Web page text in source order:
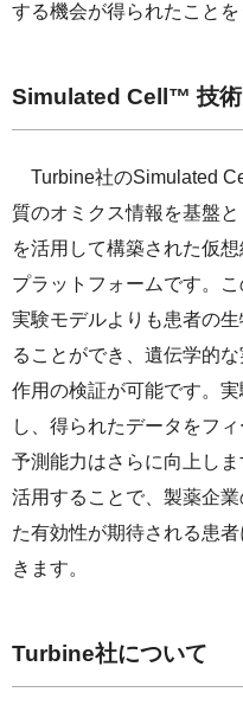
する機会が得られたことを
Simulated Cell™ 技術
Turbine社のSimulated
質のオミクス情報を基盤
を活用して構築された仮
プラットフォームです。
実験モデルよりも患者の
ることができ、遺伝学的
作用の検証が可能です。
し、得られたデータをフ
予測能力はさらに向上し
活用することで、製薬企
た有効性が期待される患
きます。
Turbine社について